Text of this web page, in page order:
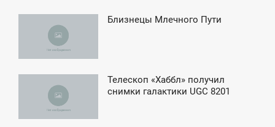
Близнецы Млечного Пути
Телескоп «Хаббл» получил
снимки галактики UGC 8201